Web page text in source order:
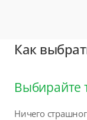
Как
Выбирайте
Ничего